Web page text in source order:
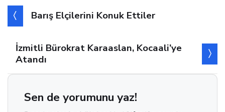
Barış Elçilerini Konuk Ettiler
İzmitli Bürokrat Karaaslan, Kocaali’ye
Atandı
Sen de yorumunu yaz!